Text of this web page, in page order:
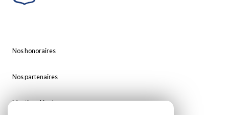
Nos honoraires
Nos partenaires
Mentions légales